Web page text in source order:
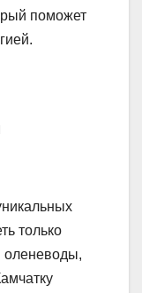
поможет
только
оленеводы,